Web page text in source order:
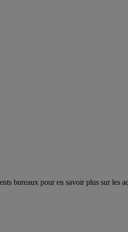
bureaux pour en savoir plus sur les